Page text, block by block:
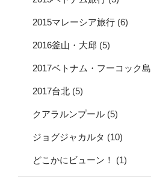
2015マレーシア旅行 (6)
2016釜山・大邱 (5)
2017ベトナム・フーコック島
2017台北 (5)
クアラルンプール (5)
ジョグジャカルタ (10)
どこかにビューン！ (1)